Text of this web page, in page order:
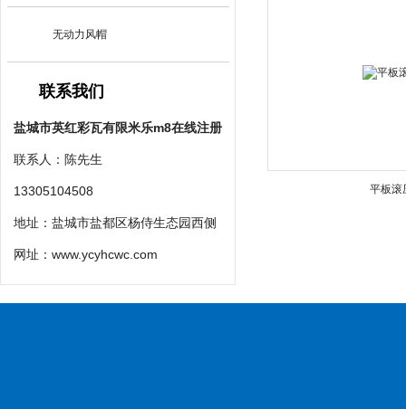
无动力风帽
联系我们
盐城市英红彩瓦有限米乐m8在线注册
联系人：陈先生
13305104508
地址：盐城市盐都区杨侍生态园西侧
网址： www.ycyhcwc.com
平板滚